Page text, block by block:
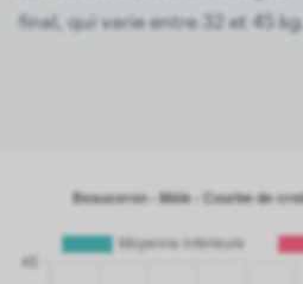
final, qui varie entre 32 et 45 kg.